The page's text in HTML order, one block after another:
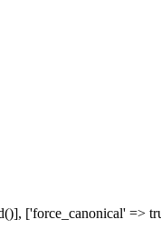
['force_canonical' =>